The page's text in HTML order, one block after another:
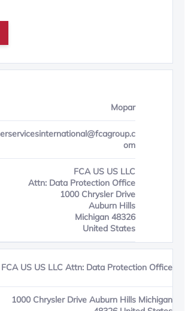
Mopar
om
FCA US US LLC
Attn: Data Protection Office
1000 Chrysler Drive
Auburn Hills
Michigan 48326
United States
FCA US US LLC Attn: Data Protection Office
1000 Chrysler Drive Auburn Hills Michigan